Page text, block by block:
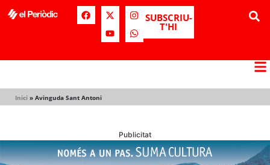
SUBSCRIU-
T'HI
Inici » Avinguda Sant Antoni
Publicitat